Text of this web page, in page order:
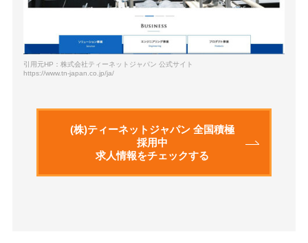
引用元HP：株式会社ティーネットジャパン 公式サイト
https://www.tn-japan.co.jp/ja/
(株)ティーネットジャパン 全国積極
採用中
求人情報をチェックする